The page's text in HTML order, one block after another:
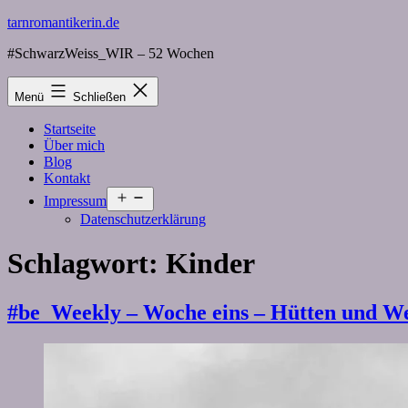
Zum
springen
tarnromantikerin.de
#SchwarzWeiss_WIR – 52 Wochen
Menü Schließen
Startseite
Über mich
Blog
Kontakt
Impressum
öffnen
Datenschutzerklärung
Schlagwort: Kinder
#be_Weekly – Woche eins – Hütten und